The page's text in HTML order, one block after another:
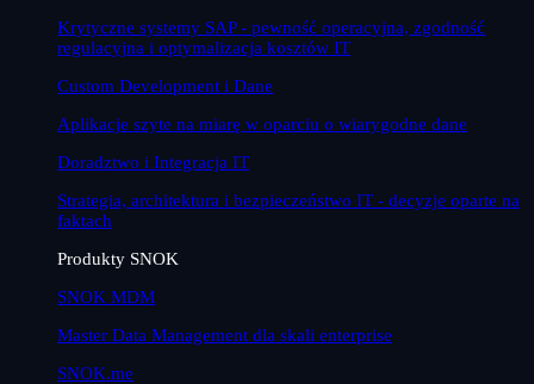
Krytyczne systemy SAP - pewność operacyjna, zgodność
regulacyjna i optymalizacja kosztów IT
Custom Development i Dane
Aplikacje szyte na miarę w oparciu o wiarygodne dane
Doradztwo i Integracja IT
Strategia, architektura i bezpieczeństwo IT - decyzje oparte na
faktach
Produkty SNOK
SNOK MDM
Master Data Management dla skali enterprise
SNOK.me